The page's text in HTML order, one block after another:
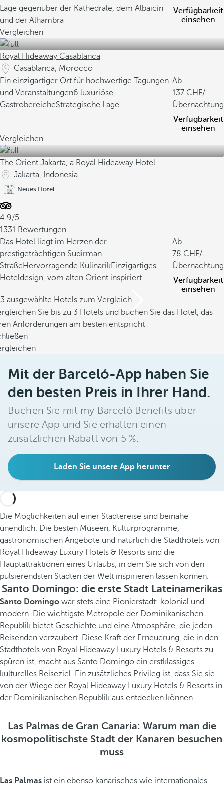
Lage gegenüber der Kathedrale, dem Albaicín
und der Alhambra
Verfügbarkeit
einsehen
Vergleichen
Royal Hideaway Casablanca
Casablanca, Morocco
Ein einzigartiger Ort für hochwertige Tagungen
und Veranstaltungen6 luxuriöse
GastrobereicheStrategische Lage
Ab
137
/
Übernachtung
Verfügbarkeit
einsehen
Vergleichen
The Orient Jakarta, a Royal Hideaway Hotel
Jakarta, Indonesia
Neues Hotel
4.9/5
1331 Bewertungen
Das Hotel liegt im Herzen der
prestigeträchtigen Sudirman-
StraßeHervorragende KulinarikEinzigartiges
Hoteldesign, vom alten Orient inspiriert
Ab
78
/
Übernachtung
Verfügbarkeit
einsehen
ausgewählte Hotels zum Vergleich
Sie bis zu 3 Hotels und buchen Sie das Hotel, das
Anforderungen am besten entspricht
Mit der Barceló-App haben Sie
den besten Preis in Ihrer Hand.
Buchen Sie mit my Barceló Benefits über
unsere App und Sie erhalten einen
zusätzlichen Rabatt von 5 %.
Laden Sie unsere App herunter
Die Möglichkeiten auf einer Städtereise sind beinahe
unendlich. Die besten Museen, Kulturprogramme,
gastronomischen Angebote und natürlich die Stadthotels von
Royal Hideaway Luxury Hotels & Resorts sind die
Hauptattraktionen eines Urlaubs, in dem Sie sich von den
pulsierendsten Städten der Welt inspirieren lassen können.
Santo Domingo: die erste Stadt Lateinamerikas
Santo Domingo war stets eine Pionierstadt: kolonial und
modern. Die wichtigste Metropole der Dominikanischen
Republik bietet Geschichte und eine Atmosphäre, die jeden
Reisenden verzaubert. Diese Kraft der Erneuerung, die in den
Stadthotels von Royal Hideaway Luxury Hotels & Resorts zu
spüren ist, macht aus Santo Domingo ein erstklassiges
kulturelles Reiseziel. Ein zusätzliches Privileg ist, dass Sie sie
von der Wiege der Royal Hideaway Luxury Hotels & Resorts in
der Dominikanischen Republik aus entdecken können.
Las Palmas de Gran Canaria: Warum man die
kosmopolitischste Stadt der Kanaren besuchen
muss
Las Palmas ist ein ebenso kanarisches wie internationales